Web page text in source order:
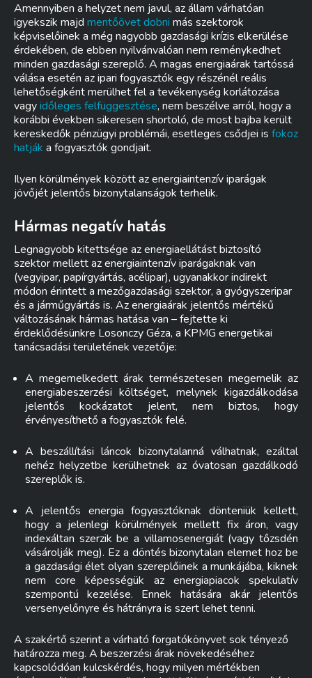
Amennyiben a helyzet nem javul, az állam várhatóan
igyekszik majd mentőövet dobni más szektorok
képviselőinek a még nagyobb gazdasági krízis elkerülése
érdekében, de ebben nyilvánvalóan nem reménykedhet
minden gazdasági szereplő. A magas energiaárak tartóssá
válása esetén az ipari fogyasztók egy részénél reális
lehetőségként merülhet fel a tevékenység korlátozása
vagyidőleges felfüggesztése, nem beszélve arról, hogy a
korábbi években sikeresen shortoló, de most bajba került
kereskedők pénzügyi problémái, esetleges csődjei is fokoz
hatják a fogyasztók gondjait.
Ilyen körülmények között az energiaintenzív iparágak
jövőjét jelentős bizonytalanságok terhelik.
Hármas negatív hatás
Legnagyobb kitettsége az energiaellátást biztosító
szektor mellett az energiaintenzív iparágaknak van
(vegyipar, papírgyártás, acélipar), ugyanakkor indirekt
módon érintett a mezőgazdasági szektor, a gyógyszeripar
és a járműgyártás is. Az energiaárak jelentős mértékű
változásának hármas hatása van – fejtette ki
érdeklődésünkre Losonczy Géza, a KPMG energetikai
tanácsadási területének vezetője:
A megemelkedett árak természetesen megemelik az
energiabeszerzési költséget, melynek kigazdálkodása
jelentős kockázatot jelent, nem biztos, hogy
érvényesíthető a fogyasztók felé.
A beszállítási láncok bizonytalanná válhatnak, ezáltal
nehéz helyzetbe kerülhetnek az óvatosan gazdálkodó
szereplők is.
A jelentős energia fogyasztóknak dönteniük kellett,
hogy a jelenlegi körülmények mellett fix áron, vagy
indexáltan szerzik be a villamosenergiát (vagy tőzsdén
vásárolják meg). Ez a döntés bizonytalan elemet hoz be
a gazdasági élet olyan szereplőinek a munkájába, kiknek
nem core képességük az energiapiacok spekulatív
szempontú kezelése. Ennek hatására akár jelentős
versenyelőnyre és hátrányra is szert lehet tenni.
A szakértő szerint a várható forgatókönyvet sok tényező
határozza meg. A beszerzési árak növekedéséhez
kapcsolódóan kulcskérdés, hogy milyen mértékben